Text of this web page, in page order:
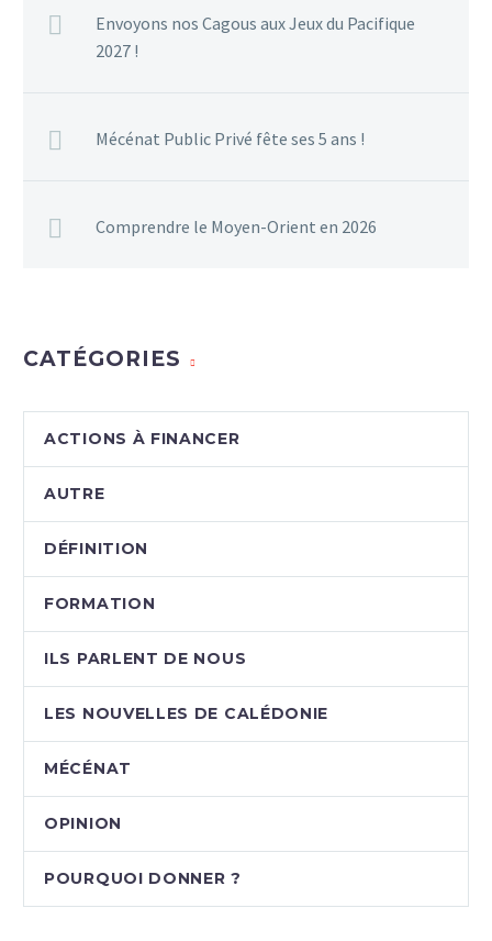
Envoyons nos Cagous aux Jeux du Pacifique
2027 !
Mécénat Public Privé fête ses 5 ans !
Comprendre le Moyen-Orient en 2026
CATÉGORIES
ACTIONS À FINANCER
AUTRE
DÉFINITION
FORMATION
ILS PARLENT DE NOUS
LES NOUVELLES DE CALÉDONIE
MÉCÉNAT
OPINION
POURQUOI DONNER ?